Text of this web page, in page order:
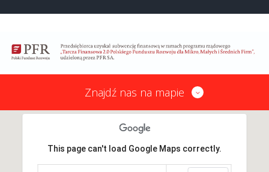
Znajdź nas na mapie
This page can't load Google Maps correctly.